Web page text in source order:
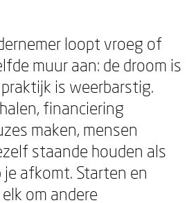
loopt vroeg of
muur aan: de droom is
is weerbarstig.
financiering
maken, mensen
staande houden als
afkomt. Starten en
om andere